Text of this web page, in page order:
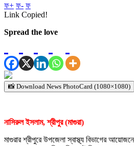
ফ+ ফ- ফ
Link Copied!
Spread the love
📸 Download News PhotoCard (1080×1080)
নাসিরুল ইসলাম, শ্রীপুর (মাগুরা)
মাগুরার শ্রীপুরে উপজেলা স্বাস্থ্য বিভাগের